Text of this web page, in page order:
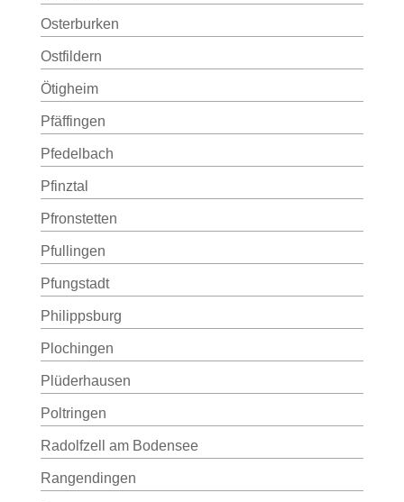
Osterburken
Ostfildern
Ötigheim
Pfäffingen
Pfedelbach
Pfinztal
Pfronstetten
Pfullingen
Pfungstadt
Philippsburg
Plochingen
Plüderhausen
Poltringen
Radolfzell am Bodensee
Rangendingen